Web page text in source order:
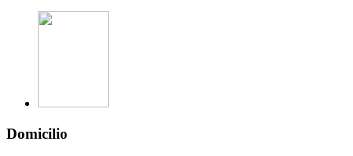
Domicilio